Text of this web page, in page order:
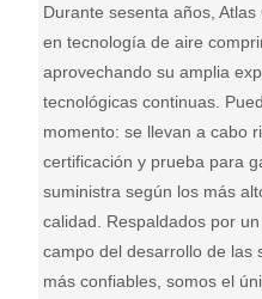
Durante sesenta años,
en tecnología de aire
aprovechando su amplia
tecnológicas continuas.
momento: se llevan a cabo
certificación y prueba para
suministra según los más
calidad. Respaldados por
campo del desarrollo de las
más confiables, somos el